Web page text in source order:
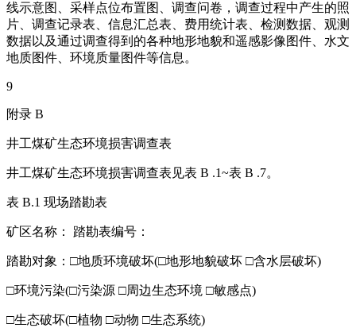
线示意图、采样点位布置图、调查问卷，调查过程中产生的照
片、调查记录表、信息汇总表、费用统计表、检测数据、观测
数据以及通过调查得到的各种地形地貌和遥感影像图件、水文
地质图件、环境质量图件等信息。
9
附录 B
井工煤矿生态环境损害调查表
井工煤矿生态环境损害调查表见表 B .1~表 B .7。
表 B.1 现场踏勘表
矿区名称： 踏勘表编号：
踏勘对象：□地质环境破坏(□地形地貌破坏 □含水层破坏)
□环境污染(□污染源 □周边生态环境 □敏感点)
□生态破坏(□植物 □动物 □生态系统)